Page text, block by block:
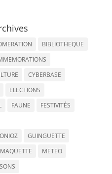
BIBLIOTHEQUE
CYBERBASE
ELECTIONS
FAUNE
FESTIVITÉS
GUINGUETTE
MAQUETTE
METEO